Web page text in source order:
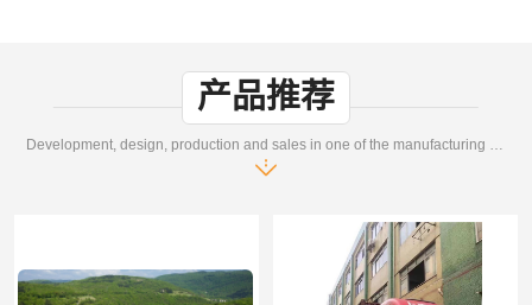
产品推荐
Development, design, production and sales in one of the manufacturing enterprises